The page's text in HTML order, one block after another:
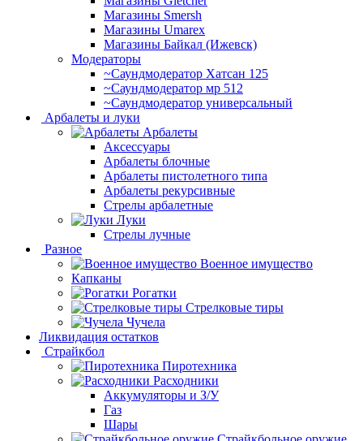
Магазины Smersh
Магазины Umarex
Магазины Байкал (Ижевск)
Модераторы
~Cаундмодератор Хатсан 125
~Саундмодератор мр 512
~Саундмодератор универсальный
Арбалеты и луки
Арбалеты
Аксессуары
Арбалеты блочные
Арбалеты пистолетного типа
Арбалеты рекурсивные
Стрелы арбалетные
Луки
Стрелы лучные
Разное
Военное имущество
Капканы
Рогатки
Стрелковые тиры
Чучела
Ликвидация остатков
Страйкбол
Пиротехника
Расходники
Аккумуляторы и З/У
Газ
Шары